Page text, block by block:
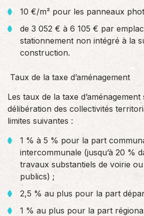
10 €/m² pour les panneaux
de 3 052 € à 6 105 € par
stationnement non intégré à la
construction.
Taux de la taxe d’aménagement
Les taux de la taxe
délibération des collectivités
limites suivantes :
1 % à 5 % pour la part
intercommunale (jusqu’à 20 %
travaux substantiels de voirie ou
publics) ;
2,5 % au plus pour la part
1 % au plus pour la part